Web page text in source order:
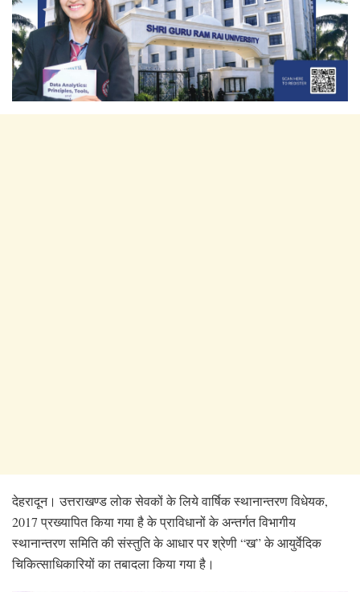
देहरादून। उत्तराखण्ड लोक सेवकों के लिये वार्षिक स्थानान्तरण विधेयक,
2017 प्रख्यापित किया गया है के प्राविधानों के अन्तर्गत विभागीय
स्थानान्तरण समिति की संस्तुति के आधार पर श्रेणी “ख” के आयुर्वेदिक
चिकित्साधिकारियों का तबादला किया गया है।